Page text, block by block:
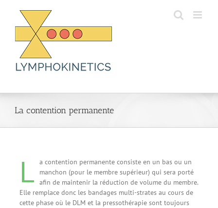
content
La contention permanente
L
a contention permanente consiste en un bas ou un
manchon (pour le membre supérieur) qui sera porté
afin de maintenir la réduction de volume du membre.
Elle remplace donc les bandages multi-strates au cours de
cette phase où le DLM et la pressothérapie sont toujours